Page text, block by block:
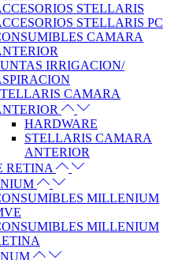
STELLARIS
STELLARIS PC
CAMARA
IRRIGACION/
CAMARA
HARDWARE
STELLARIS CAMARA
ANTERIOR
RETINA
MILLENIUM
MILLENIUM